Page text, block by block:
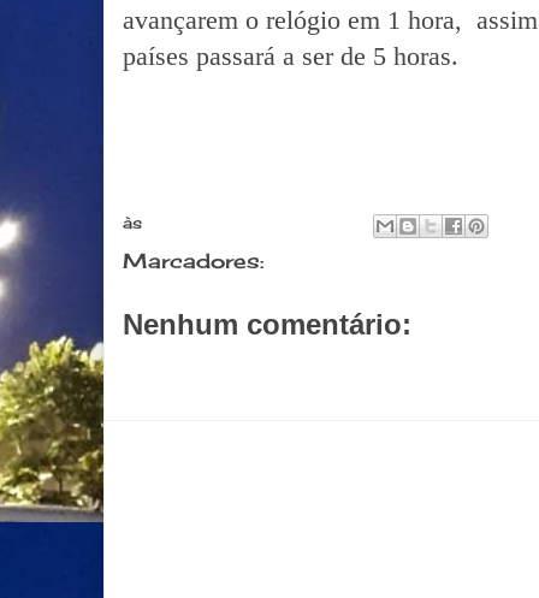
avançarem o relógio em 1 hora,
países passará a ser de 5 horas.
às
Marcadores:
Nenhum comentário: